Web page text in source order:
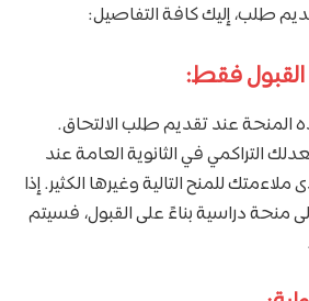
طلب، إليك كافة التفاصيل:
القبول فقط:
المنحة عند تقديم طلب الالتحاق.
التراكمي في الثانوية العامة عند
للمنح التالية وغيرها الكثير. إذا
دراسية بناءً على القبول، فسيتم